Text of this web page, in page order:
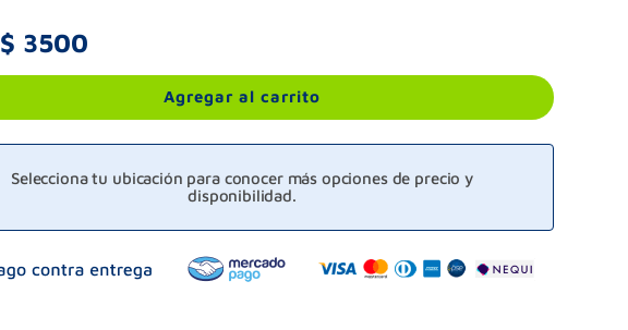
$ 3500
Agregar al carrito
Selecciona tu ubicación para conocer más opciones de precio y
disponibilidad.